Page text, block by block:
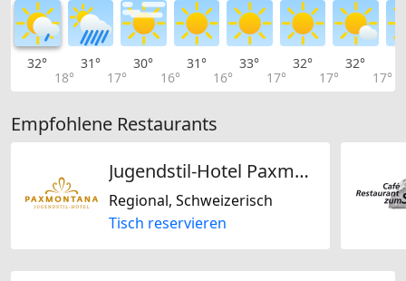
32°
18°
31°
17°
30°
16°
31°
16°
33°
17°
32°
17°
32°
17°
Empfohlene Restaurants
Jugendstil-Hotel Paxmontana
Regional, Schweizerisch
Tisch reservieren